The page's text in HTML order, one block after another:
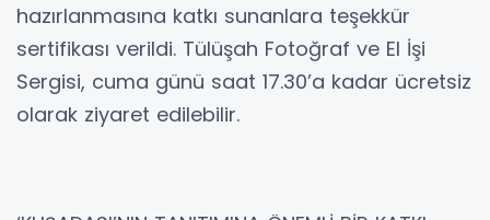
hazırlanmasına katkı sunanlara teşekkür
sertifikası verildi. Tülüşah Fotoğraf ve El İşi
Sergisi, cuma günü saat 17.30’a kadar ücretsiz
olarak ziyaret edilebilir.